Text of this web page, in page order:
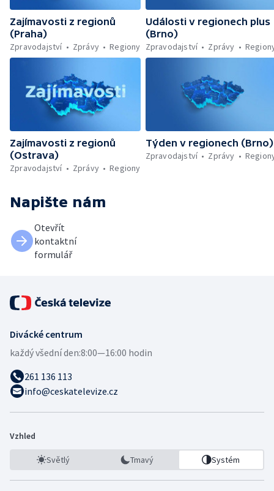
Zajímavosti z regionů
(Praha)
Zpravodajství
Zprávy Regiony
Události v regionech plus
(Brno)
Zpravodajství
Zprávy
Zajímavosti z regionů
(Ostrava)
Zpravodajství
Zprávy Regiony
Týden v regionech (Brno)
Zpravodajství
Zprávy
Napište nám
Otevřít
kontaktní
formulář
Divácké centrum
každý všední den:8:00—16:00 hodin
261 136 113
info@ceskatelevize.cz
Vzhled
Světlý Tmavý Systém